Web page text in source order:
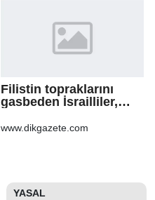
Filistin topraklarını
gasbeden İsrailliler,
Şeria’daki saldırılarını
www.dikgazete.com
YASAL